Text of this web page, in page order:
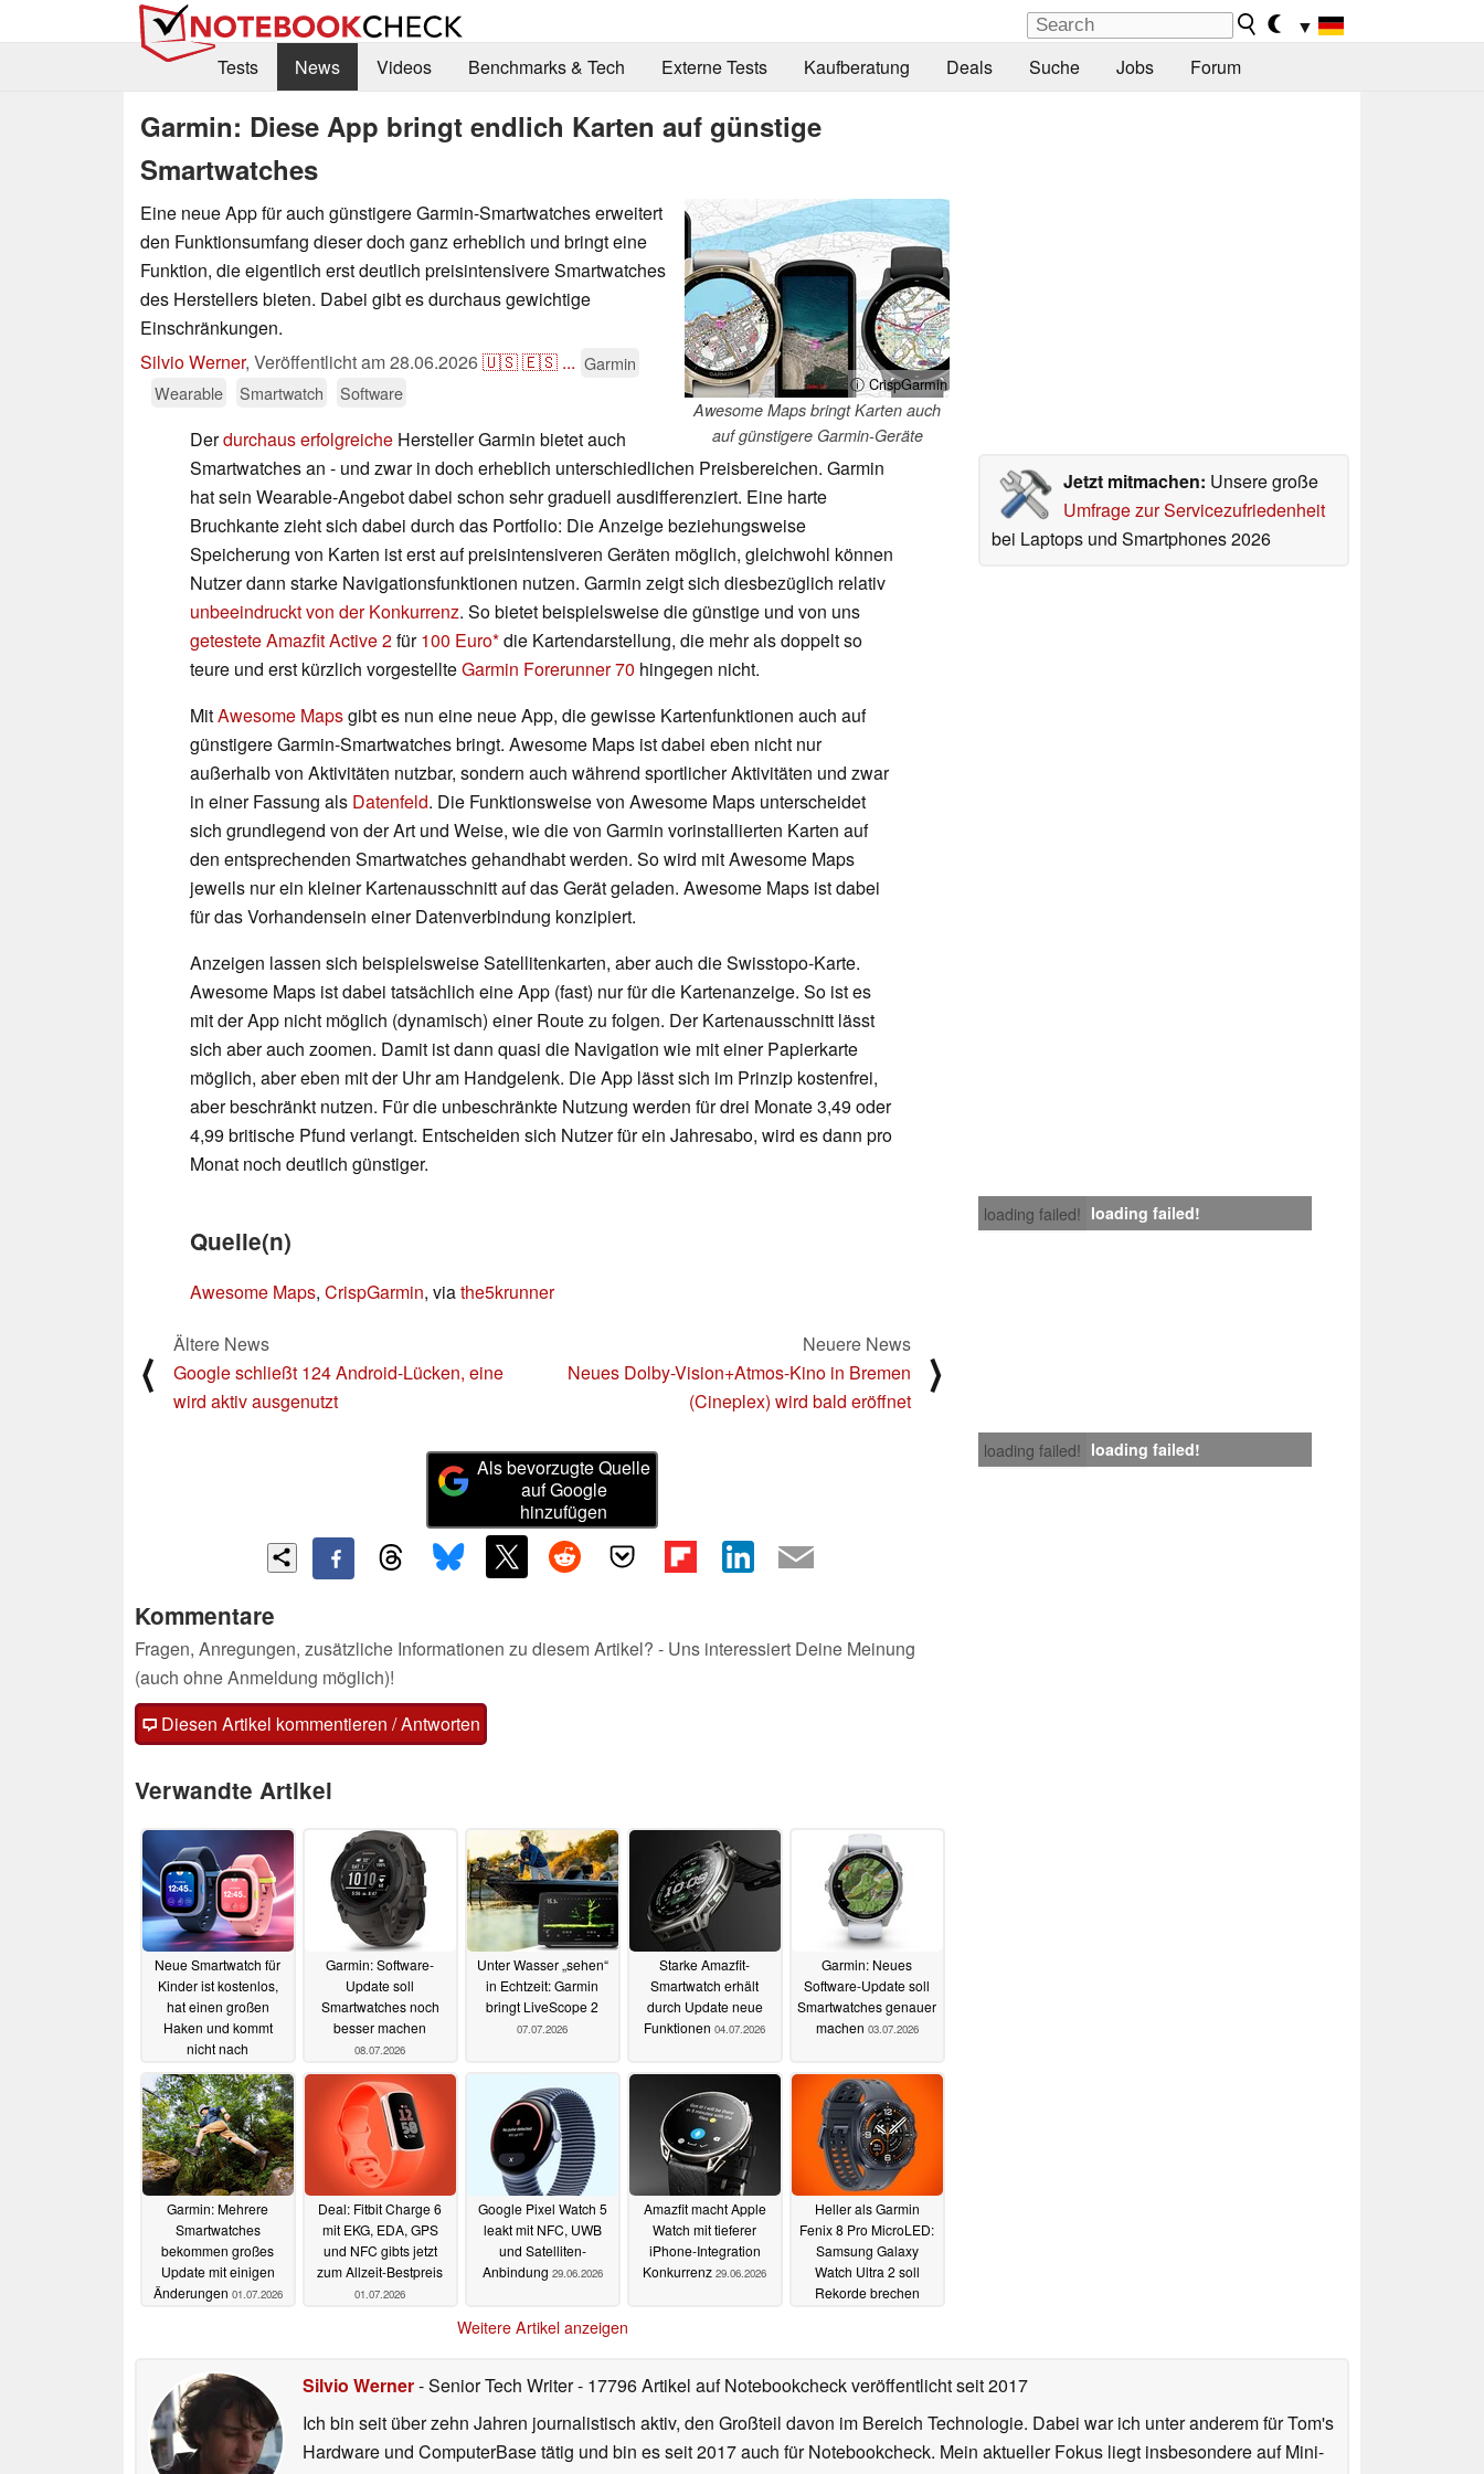
▼
Tests
News Videos Benchmarks & Tech Externe Tests Kaufberatung Deals Suche Jobs Forum
Garmin: Diese App bringt endlich Karten auf günstige
Smartwatches
ⓘ CrispGarmin
Awesome Maps bringt Karten auch
auf günstigere Garmin-Geräte
Eine neue App für auch günstigere Garmin-Smartwatches erweitert
den Funktionsumfang dieser doch ganz erheblich und bringt eine
Funktion, die eigentlich erst deutlich preisintensivere Smartwatches
des Herstellers bieten. Dabei gibt es durchaus gewichtige
Einschränkungen.
Silvio Werner, Veröffentlicht am28.06.2026🇺🇸🇪🇸 ... Garmin
Wearable
Smartwatch Software
Jetzt mitmachen: Unsere große
Umfrage zur Servicezufriedenheit
bei Laptops und Smartphones 2026
Derdurchaus erfolgreiche Hersteller Garmin bietet auch
Smartwatches an - und zwar in doch erheblich unterschiedlichen Preisbereichen. Garmin
hat sein Wearable-Angebot dabei schon sehr graduell ausdifferenziert. Eine harte
Bruchkante zieht sich dabei durch das Portfolio: Die Anzeige beziehungsweise
Speicherung von Karten ist erst auf preisintensiveren Geräten möglich, gleichwohl können
Nutzer dann starke Navigationsfunktionen nutzen. Garmin zeigt sich diesbezüglich relativ
unbeeindruckt von der Konkurrenz. So bietet beispielsweise die günstige und von uns
getestete Amazfit Active 2für100 Euro die Kartendarstellung, die mehr als doppelt so
teure und erst kürzlich vorgestellteGarmin Forerunner 70 hingegen nicht.
MitAwesome Mapsgibt es nun eine neue App, die gewisse Kartenfunktionen auch auf
günstigere Garmin-Smartwatches bringt. Awesome Maps ist dabei eben nicht nur
außerhalb von Aktivitäten nutzbar, sondern auch während sportlicher Aktivitäten und zwar
in einer Fassung als Datenfeld. Die Funktionsweise von Awesome Maps unterscheidet
sich grundlegend von der Art und Weise, wie die von Garmin vorinstallierten Karten auf
den entsprechenden Smartwatches gehandhabt werden. So wird mit Awesome Maps
jeweils nur ein kleiner Kartenausschnitt auf das Gerät geladen. Awesome Maps ist dabei
für das Vorhandensein einer Datenverbindung konzipiert.
Anzeigen lassen sich beispielsweise Satellitenkarten, aber auch die Swisstopo-Karte.
Awesome Maps ist dabei tatsächlich eine App (fast) nur für die Kartenanzeige. So ist es
mit der App nicht möglich (dynamisch) einer Route zu folgen. Der Kartenausschnitt lässt
sich aber auch zoomen. Damit ist dann quasi die Navigation wie mit einer Papierkarte
möglich, aber eben mit der Uhr am Handgelenk. Die App lässt sich im Prinzip kostenfrei,
aber beschränkt nutzen. Für die unbeschränkte Nutzung werden für drei Monate 3,49 oder
4,99 britische Pfund verlangt. Entscheiden sich Nutzer für ein Jahresabo, wird es dann pro
Monat noch deutlich günstiger.
loading failed! loading failed!
Quelle(n)
Awesome Maps, CrispGarmin, viathe5krunner
⟨
Ältere News
Google schließt 124 Android-Lücken, eine
wird aktiv ausgenutzt
Neuere News
Neues Dolby-Vision+Atmos-Kino in Bremen
(Cineplex) wird bald eröffnet
⟩
loading failed! loading failed!
Als bevorzugte Quelle
auf Google
hinzufügen
Kommentare
Fragen, Anregungen, zusätzliche Informationen zu diesem Artikel? - Uns interessiert Deine Meinung
(auch ohne Anmeldung möglich)!
Diesen Artikel kommentieren / Antworten
Verwandte Artikel
Neue Smartwatch für
Kinder ist kostenlos,
hat einen großen
Haken und kommt
nicht nach
Deutschland14.07.2026
Garmin: Software-
Update soll
Smartwatches noch
besser machen
08.07.2026
Unter Wasser „sehen“
in Echtzeit: Garmin
bringt LiveScope 2
07.07.2026
Starke Amazfit-
Smartwatch erhält
durch Update neue
Funktionen 04.07.2026
Garmin: Neues
Software-Update soll
Smartwatches genauer
machen 03.07.2026
Garmin: Mehrere
Smartwatches
bekommen großes
Update mit einigen
Änderungen 01.07.2026
Deal: Fitbit Charge 6
mit EKG, EDA, GPS
und NFC gibts jetzt
zum Allzeit-Bestpreis
01.07.2026
Google Pixel Watch 5
leakt mit NFC, UWB
und Satelliten-
Anbindung 29.06.2026
Amazfit macht Apple
Watch mit tieferer
iPhone-Integration
Konkurrenz 29.06.2026
Heller als Garmin
Fenix 8 Pro MicroLED:
Samsung Galaxy
Watch Ultra 2 soll
Rekorde brechen
Weitere Artikel anzeigen
Silvio Werner- Senior Tech Writer- 17796 Artikel auf Notebookcheck veröffentlichtseit 2017
Ich bin seit über zehn Jahren journalistisch aktiv, den Großteil davon im Bereich Technologie. Dabei war ich unter anderem für Tom's
Hardware und ComputerBase tätig und bin es seit 2017 auch für Notebookcheck. Mein aktueller Fokus liegt insbesondere auf Mini-